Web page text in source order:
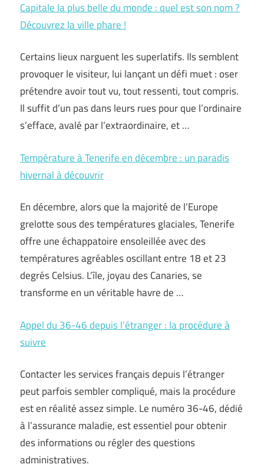
Capitale la plus belle du monde : quel est son nom ?
Découvrez la ville phare !
Certains lieux narguent les superlatifs. Ils semblent
provoquer le visiteur, lui lançant un défi muet : oser
prétendre avoir tout vu, tout ressenti, tout compris.
Il suffit d’un pas dans leurs rues pour que l’ordinaire
s’efface, avalé par l’extraordinaire, et …
Température à Tenerife en décembre : un paradis
hivernal à découvrir
En décembre, alors que la majorité de l’Europe
grelotte sous des températures glaciales, Tenerife
offre une échappatoire ensoleillée avec des
températures agréables oscillant entre 18 et 23
degrés Celsius. L’île, joyau des Canaries, se
transforme en un véritable havre de …
Appel du 36-46 depuis l’étranger : la procédure à
suivre
Contacter les services français depuis l’étranger
peut parfois sembler compliqué, mais la procédure
est en réalité assez simple. Le numéro 36-46, dédié
à l’assurance maladie, est essentiel pour obtenir
des informations ou régler des questions
administratives.